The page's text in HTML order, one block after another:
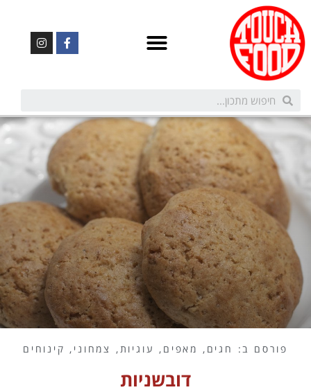
פורסם ב: חגים , מאפים , עוגיות, צמחוני , קינוחים
דובשניות